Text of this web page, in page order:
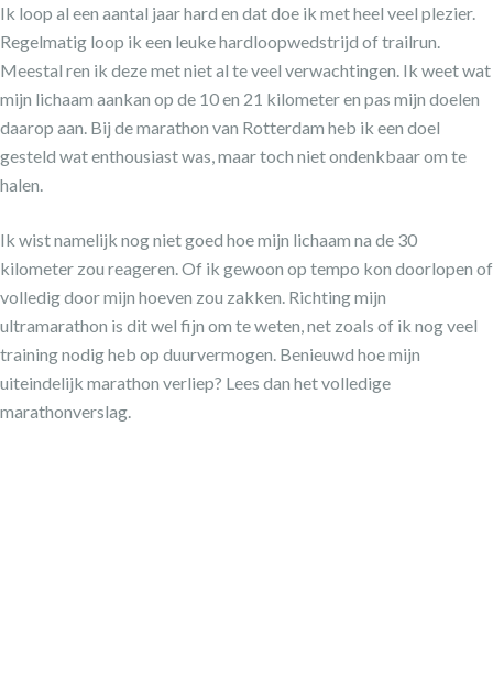
Ik loop al een aantal jaar hard en dat doe ik met heel veel plezier.
Regelmatig loop ik een leuke hardloopwedstrijd of trailrun.
Meestal ren ik deze met niet al te veel verwachtingen. Ik weet wat
mijn lichaam aankan op de 10 en 21 kilometer en pas mijn doelen
daarop aan. Bij de marathon van Rotterdam heb ik een doel
gesteld wat enthousiast was, maar toch niet ondenkbaar om te
halen.
Ik wist namelijk nog niet goed hoe mijn lichaam na de 30
kilometer zou reageren. Of ik gewoon op tempo kon doorlopen of
volledig door mijn hoeven zou zakken. Richting mijn
ultramarathon is dit wel fijn om te weten, net zoals of ik nog veel
training nodig heb op duurvermogen. Benieuwd hoe mijn
uiteindelijk marathon verliep? Lees dan het volledige
marathonverslag.